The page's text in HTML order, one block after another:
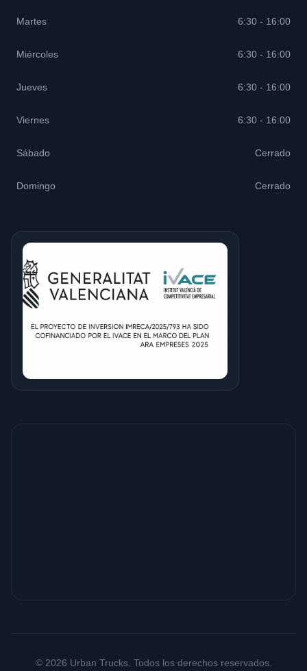
Martes 6:30 - 16:00
Miércoles 6:30 - 16:00
Jueves 6:30 - 16:00
Viernes 6:30 - 16:00
Sábado Cerrado
Domingo Cerrado
© 2026 Urban Trucks. Todos los derechos reservados.